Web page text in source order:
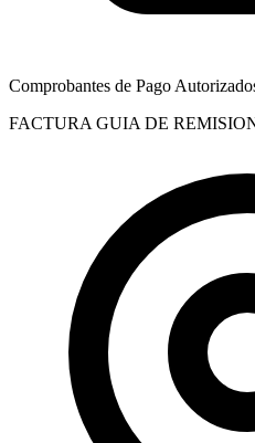
Comprobantes de Pago
FACTURA GUIA DE